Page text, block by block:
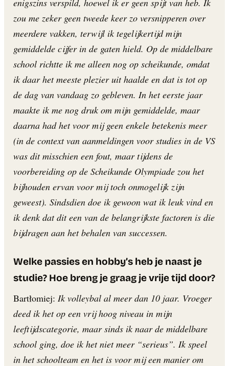
enigszins verspild, hoewel ik er geen spijt van heb. Ik
zou me zeker geen tweede keer zo versnipperen over
meerdere vakken, terwijl ik tegelijkertijd mijn
gemiddelde cijfer in de gaten hield. Op de middelbare
school richtte ik me alleen nog op scheikunde, omdat
ik daar het meeste plezier uit haalde en dat is tot op
de dag van vandaag zo gebleven. In het eerste jaar
maakte ik me nog druk om mijn gemiddelde, maar
daarna had het voor mij geen enkele betekenis meer
(in de context van aanmeldingen voor studies in de VS
was dit misschien een fout, maar tijdens de
voorbereiding op de Scheikunde Olympiade zou het
bijhouden ervan voor mij toch onmogelijk zijn
geweest). Sindsdien doe ik gewoon wat ik leuk vind en
ik denk dat dit een van de belangrijkste factoren is die
bijdragen aan het behalen van successen.
Welke passies en hobby’s heb je naast je
studie? Hoe breng je graag je vrije tijd door?
Bartłomiej: Ik volleybal al meer dan 10 jaar. Vroeger
deed ik het op een vrij hoog niveau in mijn
leeftijdscategorie, maar sinds ik naar de middelbare
school ging, doe ik het niet meer “serieus”. Ik speel
in het schoolteam en het is voor mij een manier om